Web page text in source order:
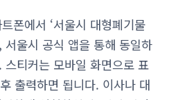
폰에서 ‘서울시 대형폐기물
서울시 공식 앱을 통해 동일하
티커는 모바일 화면으로 표
출력하면 됩니다. 이사나 대